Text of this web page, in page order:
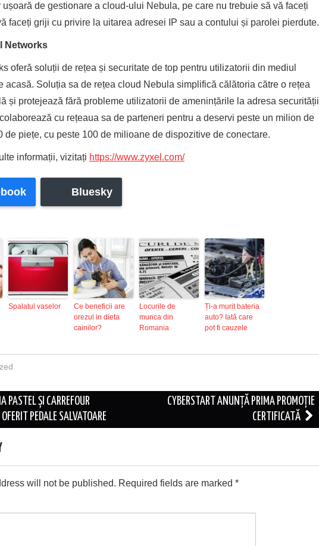
ușoară de gestionare a cloud-ului Nebula, pe care nu trebuie să vă faceți
faceți griji cu privire la uitarea adresei IP sau a contului și parolei pierdute.
Networks
oferă soluții de rețea și securitate de top pentru utilizatorii din mediul
acasă. Soluția sa de rețea cloud Nebula simplifică călătoria către o rețea
și protejează fără probleme utilizatorii de amenințările la adresa securității
cu rețeaua sa de parteneri pentru a deservi peste un milion de
de piețe, cu peste 100 de milioane de dispozitive de conectare.
informații, vizitați https://www.zyxel.com/
Bluesky
Spalatul vaselor
Ce beneficii are
orezul in dieta
cainilor?
Locurile de
munca din
Romania
Ți-a murit bateria
auto? Iată care
pot fi cauzele
PASTEL ȘI CARREFOUR
PEDALE SALVATOARE
CYBERSTART ANUNȚĂ PRIMA PROMOȚIE
CERTIFICATĂ
will not be published. Required fields are marked *